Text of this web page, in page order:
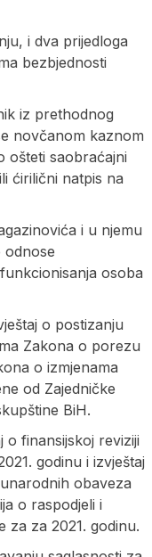
i dva prijedloga
bezbjednosti
iz prethodnog
novčanom kaznom
ošteti saobraćajni
ćirilični natpis na
i u njemu
odnose
osoba
o postizanju
Zakona o porezu
o izmjenama
od Zajedničke
BiH.
o finansijskoj reviziji
godinu i izvještaj
obaveza
o raspodjeli i
za za 2021. godinu.